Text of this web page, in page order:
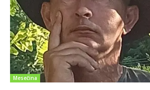
Mesečina